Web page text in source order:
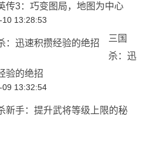
传3：巧变图局，地图为中心
10 13:28:53
三国
杀：迅
验的绝招
09 13:32:54